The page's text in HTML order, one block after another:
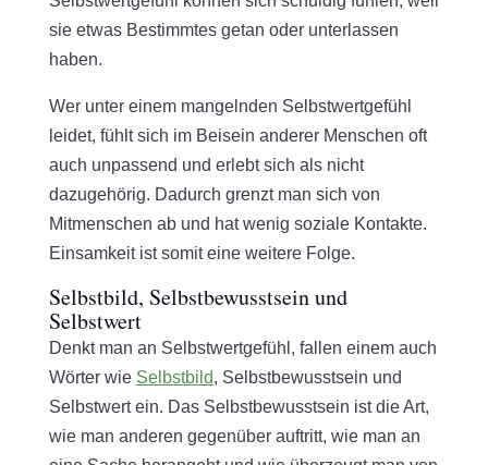
sie etwas Bestimmtes getan oder unterlassen
haben.
Wer unter einem mangelnden Selbstwertgefühl
leidet, fühlt sich im Beisein anderer Menschen oft
auch unpassend und erlebt sich als nicht
dazugehörig. Dadurch grenzt man sich von
Mitmenschen ab und hat wenig soziale Kontakte.
Einsamkeit ist somit eine weitere Folge.
Selbstbild, Selbstbewusstsein und
Selbstwert
Denkt man an Selbstwertgefühl, fallen einem auch
Wörter wie Selbstbild, Selbstbewusstsein und
Selbstwert ein. Das Selbstbewusstsein ist die Art,
wie man anderen gegenüber auftritt, wie man an